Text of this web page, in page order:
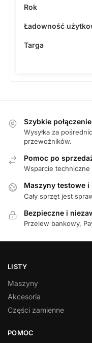
Rok
Ładowność
Targa
Szybkie
Wysyłka za
przewoźników.
Pomoc po
Wsparcie
Maszyny testowe i
Cały sprzęt jest
Bezpieczne i
Przelew bankowy,
LISTY
Maszyny
Akcesoria
Części zamienne
POMOC